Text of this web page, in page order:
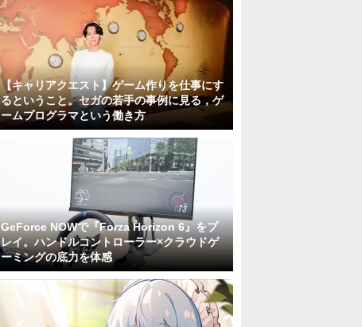
【キャリアクエスト】ゲーム作りを仕事にす
るということ。セガの若手の事例に見る，ゲ
ームプログラマという働き方
GeForce NOWで『Forza Horizon 6』をプ
レイ。ハンドルコントローラー×クラウドゲ
ーミングの底力を体感